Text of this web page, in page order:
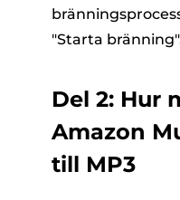
"Starta
Del 2: Hur
Amazon
till MP3